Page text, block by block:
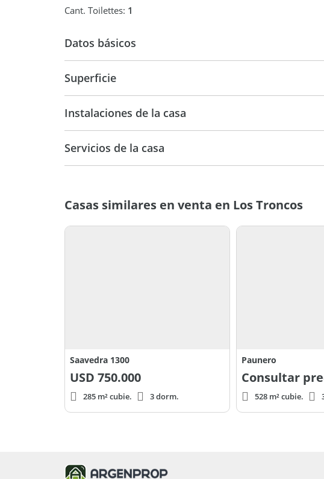
Cant. Toilettes: 1
Datos básicos
Superficie
Instalaciones de la casa
Servicios de la casa
Casas similares en venta en Los Troncos
Saavedra 1300
USD 750.000
285 m² cubie. 3 dorm.
Paunero
Consultar
528 m² cubie.